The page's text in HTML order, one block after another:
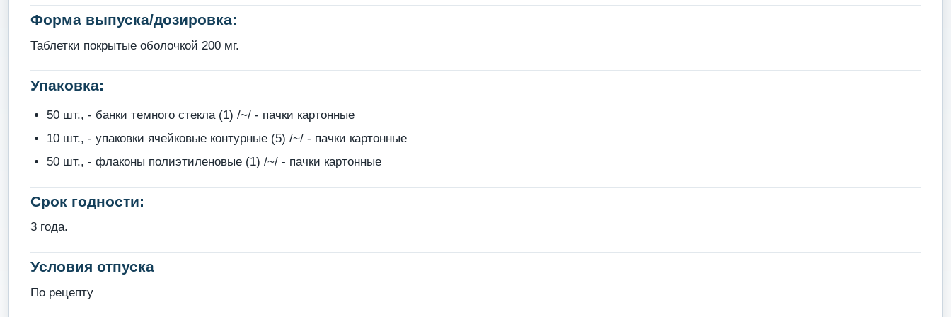
Форма выпуска/дозировка:
Таблетки покрытые оболочкой 200 мг.
Упаковка:
50 шт., - банки темного стекла (1) /~/ - пачки картонные
10 шт., - упаковки ячейковые контурные (5) /~/ - пачки картонные
50 шт., - флаконы полиэтиленовые (1) /~/ - пачки картонные
Срок годности:
3 года.
Условия отпуска
По рецепту